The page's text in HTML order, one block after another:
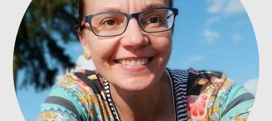
Nehrajeme o to, jaké peníze
budeme mít, ale čí budou, říká
ekonom Palanský
Miroslav Palanský, Petr Bittner